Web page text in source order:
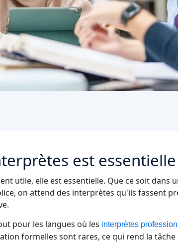
est essentielle
utile, elle est essentielle. Que ce soit dans
on attend des interprètes qu'ils fassent
pour les langues où les interprètes
formelles sont rares, ce qui rend la tâche